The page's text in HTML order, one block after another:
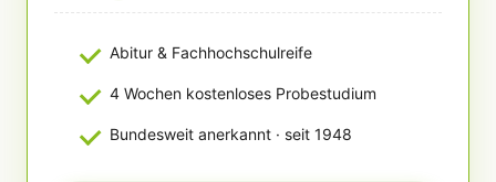
Abitur & Fachhochschulreife
4 Wochen kostenloses Probestudium
Bundesweit anerkannt · seit 1948